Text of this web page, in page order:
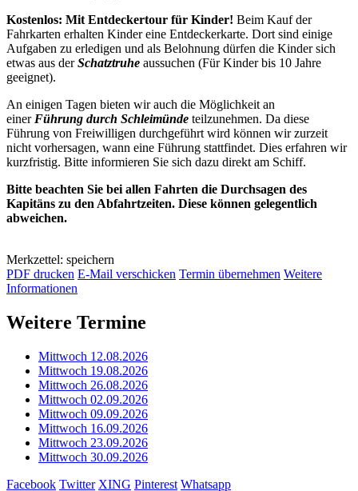
Kostenlos: Mit Entdeckertour für Kinder! Beim Kauf der
Fahrkarten erhalten Kinder eine Entdeckerkarte. Dort sind einige
Aufgaben zu erledigen und als Belohnung dürfen die Kinder sich
etwas aus derSchatztruhe aussuchen (Für Kinder bis 10 Jahre
geeignet).
An einigen Tagen bieten wir auch die Möglichkeit an
einer Führung durch Schleimünde teilzunehmen. Da diese
Führung von Freiwilligen durchgeführt wird können wir zurzeit
nicht vorhersagen, wann eine Führung stattfindet. Dies erfahren wir
kurzfristig. Bitte informieren Sie sich dazu direkt am Schiff.
Bitte beachten Sie bei allen Fahrten die Durchsagen des
Kapitäns zu den Abfahrtzeiten. Diese können gelegentlich
abweichen.
Merkzettel: speichern
PDF drucken E-Mail verschicken Termin übernehmen Weitere
Informationen
Weitere Termine
Mittwoch 12.08.2026
Mittwoch 19.08.2026
Mittwoch 26.08.2026
Mittwoch 02.09.2026
Mittwoch 09.09.2026
Mittwoch 16.09.2026
Mittwoch 23.09.2026
Mittwoch 30.09.2026
Facebook Twitter XING Pinterest Whatsapp